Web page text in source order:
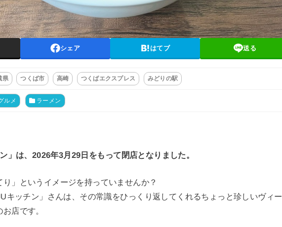
シェア はてブ 送る
県 つくば市 高崎 つくばエクスプレス みどりの駅
ルメ ラーメン
」は、2026年3月29日をもって閉店となりました。
り」というイメージを持っていませんか？
キッチン」さんは、その常識をひっくり返してくれるちょっと珍しいヴィー
店です。